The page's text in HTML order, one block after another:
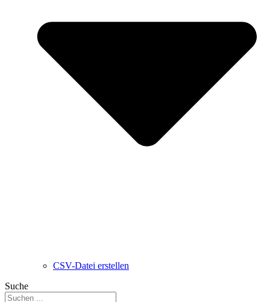
CSV-Datei erstellen
Suche